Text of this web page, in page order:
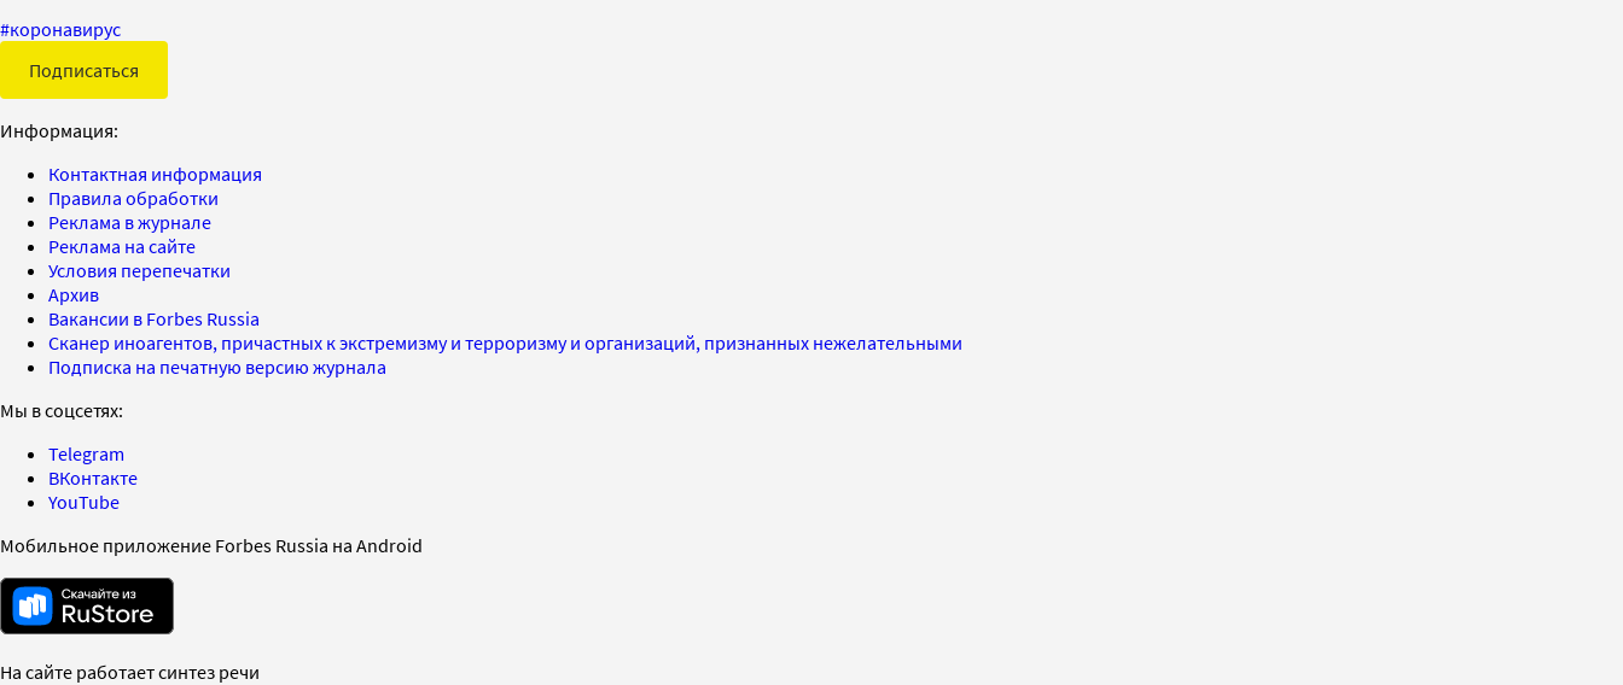
#коронавирус
Подписаться
Информация:
Контактная информация
Правила обработки
Реклама в журнале
Реклама на сайте
Условия перепечатки
Архив
Вакансии в Forbes Russia
Сканер иноагентов, причастных к экстремизму и терроризму и организаций, признанных нежелательными
Подписка на печатную версию журнала
Мы в соцсетях:
Telegram
ВКонтакте
YouTube
Мобильное приложение Forbes Russia на Android
На сайте работает синтез речи